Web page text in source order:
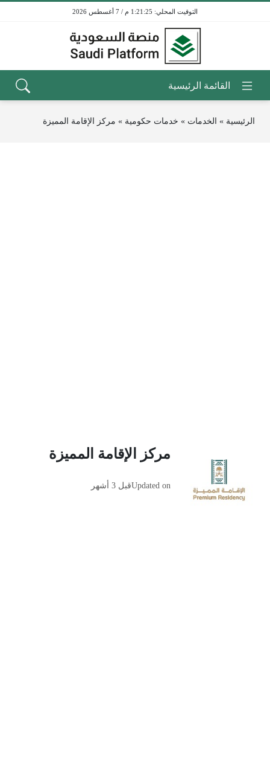
1:21:25 م / 7 أغسطس 2026
الرئيسية » الخدمات » خدمات حكومية » مركز الإقامة المميزة
مركز الإقامة المميزة
Updated onقبل 3 أشهر